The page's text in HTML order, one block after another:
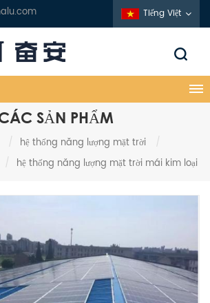
Tiếng Việt
SẢN PHẨM
/ hệ thống năng lượng mặt trời
/
/ hệ thống năng lượng mặt trời mái kim loại